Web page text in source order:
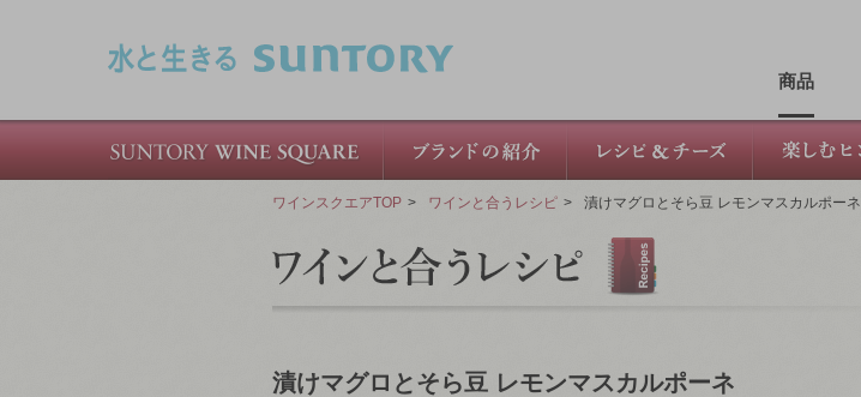
商品
ワインスクエアTOP > ワインと合うレシピ > 漬けマグロとそら豆 レモンマスカルポーネ
漬けマグロとそら豆 レモンマスカルポーネ